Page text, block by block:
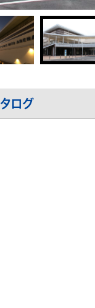
ログ